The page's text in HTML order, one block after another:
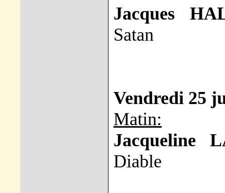
Jacques
Satan
Vendredi 25
Matin:
Jacqueline
Diable